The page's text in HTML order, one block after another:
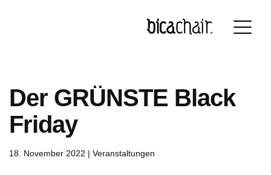
Der GRÜNSTE Black
Friday
18. November 2022 | Veranstaltungen